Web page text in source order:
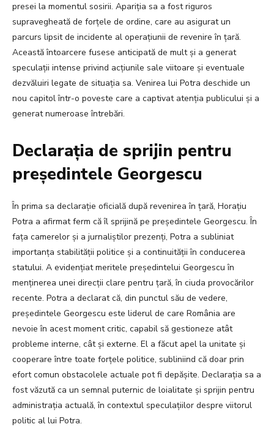
presei la momentul sosirii. Apariția sa a fost riguros
supravegheată de forțele de ordine, care au asigurat un
parcurs lipsit de incidente al operațiunii de revenire în țară.
Această întoarcere fusese anticipată de mult și a generat
speculații intense privind acțiunile sale viitoare și eventuale
dezvăluiri legate de situația sa. Venirea lui Potra deschide un
nou capitol într-o poveste care a captivat atenția publicului și a
generat numeroase întrebări.
Declarația de sprijin pentru
președintele Georgescu
În prima sa declarație oficială după revenirea în țară, Horațiu
Potra a afirmat ferm că îl sprijină pe președintele Georgescu. În
fața camerelor și a jurnaliștilor prezenți, Potra a subliniat
importanța stabilității politice și a continuității în conducerea
statului. A evidențiat meritele președintelui Georgescu în
menținerea unei direcții clare pentru țară, în ciuda provocărilor
recente. Potra a declarat că, din punctul său de vedere,
președintele Georgescu este liderul de care România are
nevoie în acest moment critic, capabil să gestioneze atât
probleme interne, cât și externe. El a făcut apel la unitate și
cooperare între toate forțele politice, subliniind că doar prin
efort comun obstacolele actuale pot fi depășite. Declarația sa a
fost văzută ca un semnal puternic de loialitate și sprijin pentru
administrația actuală, în contextul speculațiilor despre viitorul
politic al lui Potra.